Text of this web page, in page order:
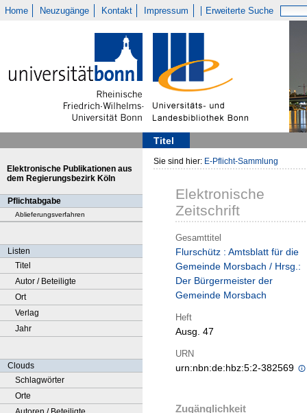
Home Neuzugänge Kontakt Impressum Erweiterte Suche
Titel
Elektronische Publikationen aus
dem Regierungsbezirk Köln
Pflichtabgabe
Ablieferungsverfahren
Listen
Titel
Autor / Beteiligte
Ort
Verlag
Jahr
Clouds
Schlagwörter
Orte
Sie sind hier: E-Pflicht-Sammlung
Elektronische
Zeitschrift
Gesamttitel
Flurschütz : Amtsblatt für die
Gemeinde Morsbach / Hrsg.:
Der Bürgermeister der
Gemeinde Morsbach
Heft
Ausg. 47
URN
urn:nbn:de:hbz:5:2-382569
Zugänglichkeit